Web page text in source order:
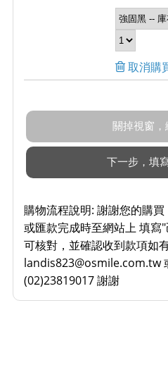
取消購
購物流程說明: 謝謝您的購
或匯款完成時至網站上 填寫
可核對，並確認收到款項如
landis823@osmile.com.tw
(02)23819017 謝謝